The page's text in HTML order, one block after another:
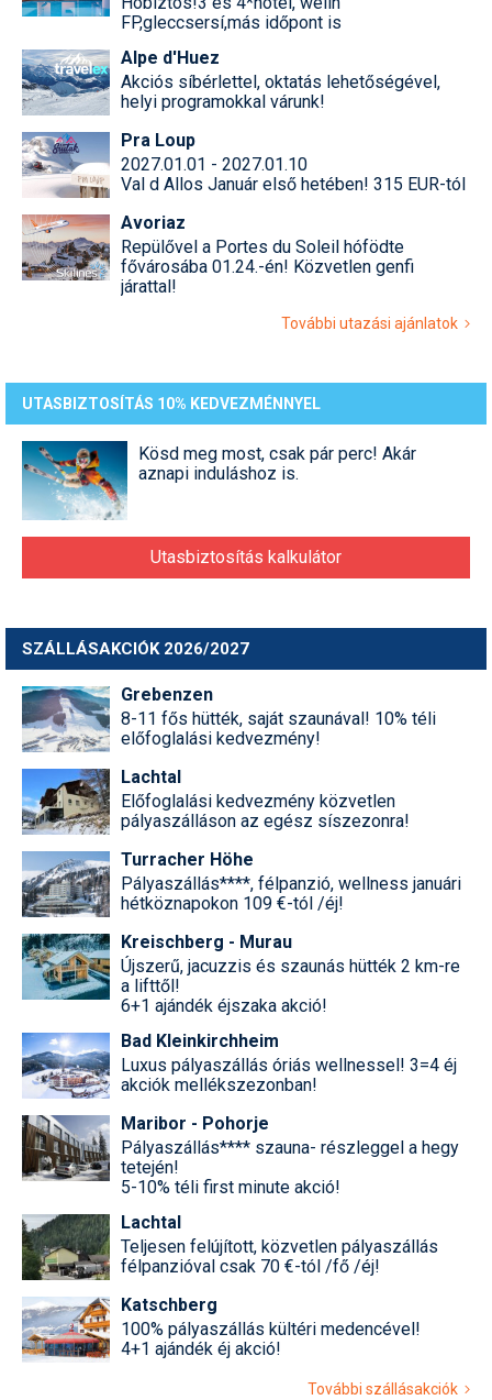
FP,gleccsersí,más időpont is
Alpe d'Huez
Akciós síbérlettel, oktatás lehetőségével,
helyi programokkal várunk!
Pra Loup
2027.01.01 - 2027.01.10
Val d Allos Január első hetében! 315 EUR-tól
Avoriaz
Repülővel a Portes du Soleil hófödte
fővárosába 01.24.-én! Közvetlen genfi
járattal!
További utazási ajánlatok
UTASBIZTOSÍTÁS 10% KEDVEZMÉNNYEL
Kösd meg most, csak pár perc! Akár
aznapi induláshoz is.
Utasbiztosítás kalkulátor
SZÁLLÁSAKCIÓK 2026/2027
Grebenzen
8-11 fős hütték, saját szaunával! 10% téli
előfoglalási kedvezmény!
Lachtal
Előfoglalási kedvezmény közvetlen
pályaszálláson az egész síszezonra!
Turracher Höhe
Pályaszállás****, félpanzió, wellness januári
hétköznapokon 109 €-tól /éj!
Kreischberg - Murau
Újszerű, jacuzzis és szaunás hütték 2 km-re
a lifttől!
6+1 ajándék éjszaka akció!
Bad Kleinkirchheim
Luxus pályaszállás óriás wellnessel! 3=4 éj
akciók mellékszezonban!
Maribor - Pohorje
Pályaszállás**** szauna- részleggel a hegy
tetején!
5-10% téli first minute akció!
Lachtal
Teljesen felújított, közvetlen pályaszállás
félpanzióval csak 70 €-tól /fő /éj!
Katschberg
100% pályaszállás kültéri medencével!
4+1 ajándék éj akció!
További szállásakciók